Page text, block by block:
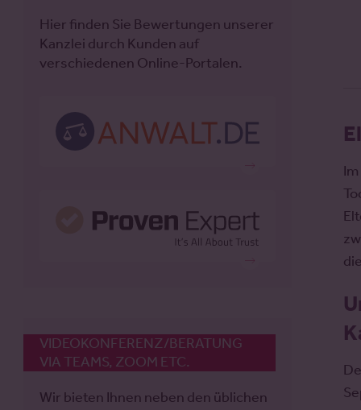
Hier finden Sie Bewertungen unserer
Kanzlei durch Kunden auf
verschiedenen Online-Portalen.
VIDEOKONFERENZ/BERATUNG
VIA TEAMS, ZOOM ETC.
Wir bieten Ihnen neben den üblichen